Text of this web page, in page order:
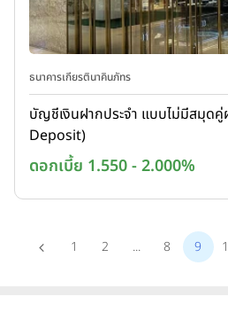
ธนาคารเกียรตินาคินภัทร
บัญชีเงินฝากประจำ แบบไม่มีสมุดคู่
Deposit)
ดอกเบี้ย 1.550 - 2.000%
1 2 ... 8 9